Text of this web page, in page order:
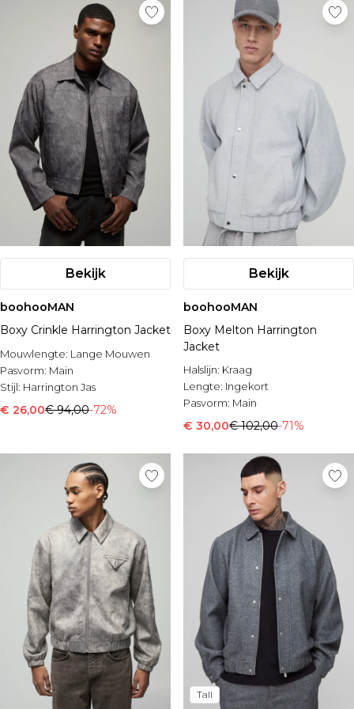
Bekijk
boohooMAN
Boxy Crinkle Harrington Jacket
Mouwlengte: Lange Mouwen
Pasvorm: Main
Stijl: Harrington Jas
€ 26,00€ 94,00-72%
Bekijk
boohooMAN
Boxy Melton Harrington
Jacket
Halslijn: Kraag
Lengte: Ingekort
Pasvorm: Main
€ 30,00€ 102,00-71%
Tall